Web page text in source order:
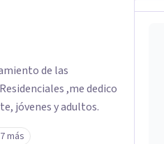
de las
,me dedico
jóvenes y adultos.
más